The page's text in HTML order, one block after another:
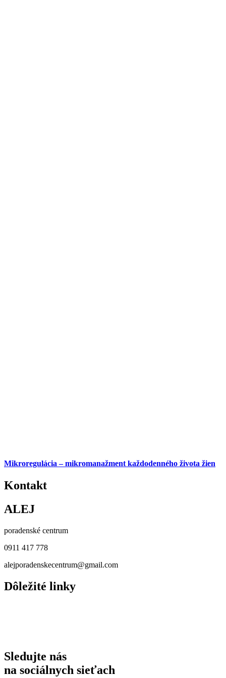
Mikroregulácia – mikromanažment každodenného života žien
Kontakt
ALEJ
poradenské centrum
0911 417 778
alejporadenskecentrum@gmail.com
Dôležité linky
Sledujte nás
na sociálnych sieťach